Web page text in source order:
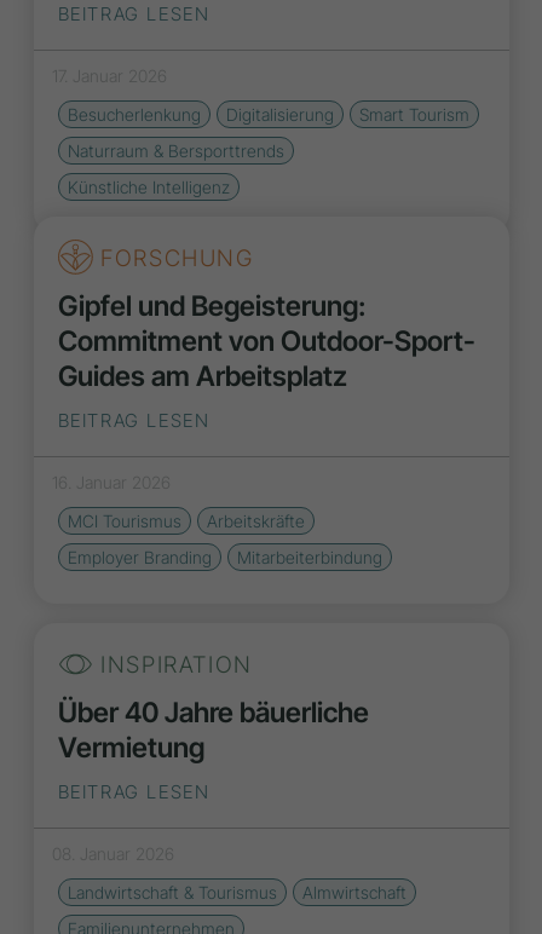
BEITRAG LESEN
17. Januar 2026
Besucherlenkung
Digitalisierung
Smart Tourism
Naturraum & Bersporttrends
Künstliche Intelligenz
FORSCHUNG
Gipfel und Begeisterung:
Commitment von Outdoor-Sport-
Guides am Arbeitsplatz
BEITRAG LESEN
16. Januar 2026
MCI Tourismus
Arbeitskräfte
Employer Branding
Mitarbeiterbindung
INSPIRATION
Über 40 Jahre bäuerliche
Vermietung
BEITRAG LESEN
08. Januar 2026
Landwirtschaft & Tourismus
Almwirtschaft
Familienunternehmen